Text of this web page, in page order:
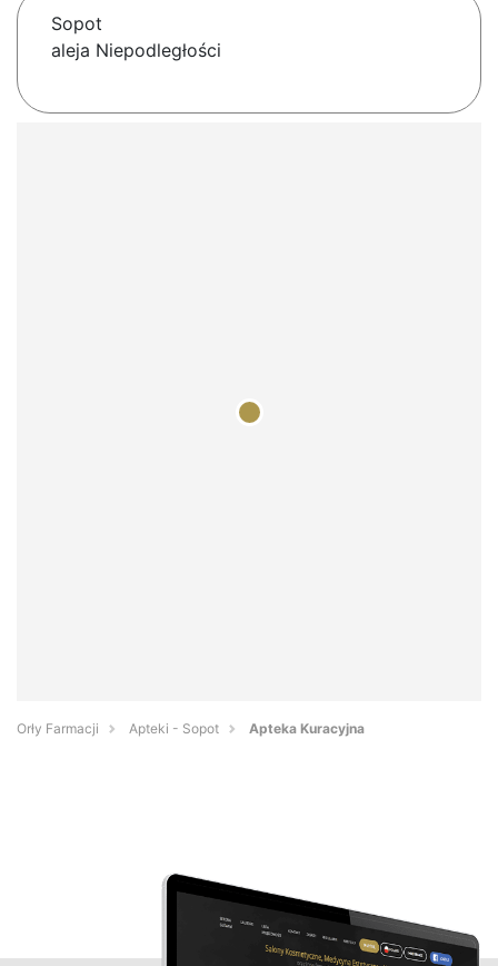
Sopot
aleja Niepodległości
Orły Farmacji Apteki - Sopot Apteka Kuracyjna